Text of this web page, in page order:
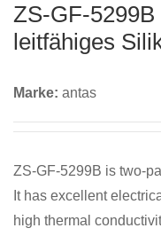
ZS-GF-
leitfähiges
Marke: antas
ZS-GF-5299B is two-
It has excellent
high thermal